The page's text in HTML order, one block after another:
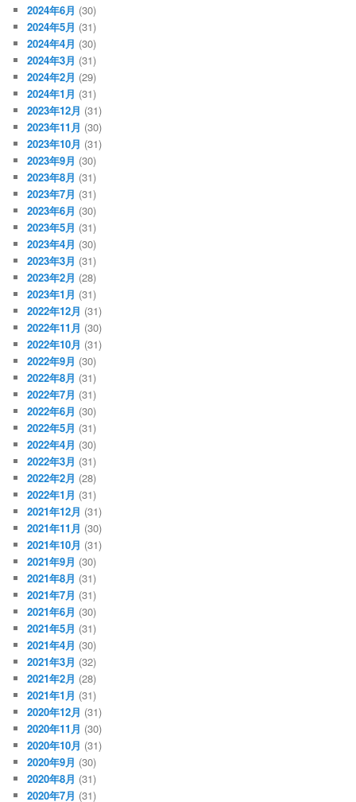
2024年6月 (30)
2024年5月 (31)
2024年4月 (30)
2024年3月 (31)
2024年2月 (29)
2024年1月 (31)
2023年12月 (31)
2023年11月 (30)
2023年10月 (31)
2023年9月 (30)
2023年8月 (31)
2023年7月 (31)
2023年6月 (30)
2023年5月 (31)
2023年4月 (30)
2023年3月 (31)
2023年2月 (28)
2023年1月 (31)
2022年12月 (31)
2022年11月 (30)
2022年10月 (31)
2022年9月 (30)
2022年8月 (31)
2022年7月 (31)
2022年6月 (30)
2022年5月 (31)
2022年4月 (30)
2022年3月 (31)
2022年2月 (28)
2022年1月 (31)
2021年12月 (31)
2021年11月 (30)
2021年10月 (31)
2021年9月 (30)
2021年8月 (31)
2021年7月 (31)
2021年6月 (30)
2021年5月 (31)
2021年4月 (30)
2021年3月 (32)
2021年2月 (28)
2021年1月 (31)
2020年12月 (31)
2020年11月 (30)
2020年10月 (31)
2020年9月 (30)
2020年8月 (31)
2020年7月 (31)